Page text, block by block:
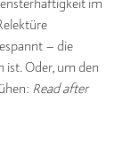
im
– die
ist. Oder, um den
Read after